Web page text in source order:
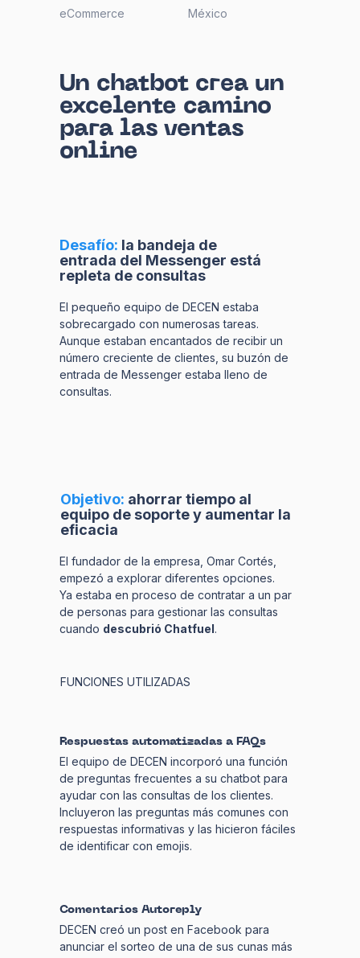
El pequeño equipo de DECEN estaba
sobrecargado con numerosas tareas.
Aunque estaban encantados de recibir un
número creciente de clientes, su buzón de
entrada de Messenger estaba lleno de
consultas.
Un chatbot crea un
excelente camino
para las ventas
online
eCommerce
Desafío: la bandeja de
entrada del Messenger está
repleta de consultas
El fundador de la empresa, Omar Cortés,
empezó a explorar diferentes opciones.
Ya estaba en proceso de contratar a un par
de personas para gestionar las consultas
cuando descubrió Chatfuel.
Objetivo: ahorrar tiempo al
equipo de soporte y aumentar la
eficacia
FUNCIONES UTILIZADAS
Respuestas automatizadas a FAQs
El equipo de DECEN incorporó una función
de preguntas frecuentes a su chatbot para
ayudar con las consultas de los clientes.
Incluyeron las preguntas más comunes con
respuestas informativas y las hicieron fáciles
de identificar con emojis.
Comentarios Autoreply
DECEN creó un post en Facebook para
anunciar el sorteo de una de sus cunas más
México